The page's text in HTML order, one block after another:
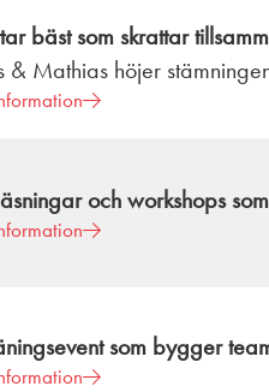
bäst som skrattar
& Mathias höjer
och workshops
som bygger